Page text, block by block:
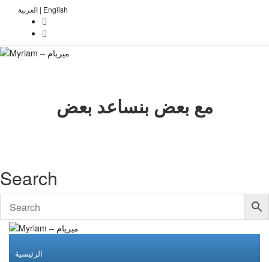
العربية | English
مع بعض بنساعد بعض
Search
الرئيسية